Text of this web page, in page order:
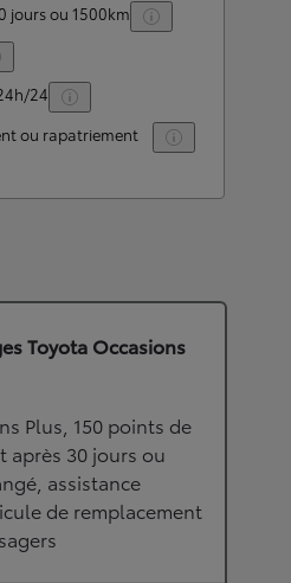
jours ou 1500km
24
ou rapatriement
Toyota Occasions
Plus, 150 points de
30 jours ou
assistance
de remplacement